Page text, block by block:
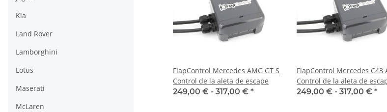
FlapControl Mercedes AMG GT S
Control de la aleta de escape
249,00 € - 317,00 € *
FlapControl Mercedes C43
Control de la aleta de
249,00 € - 317,00 € *
Kia
Land Rover
Lamborghini
Lotus
Maserati
McLaren